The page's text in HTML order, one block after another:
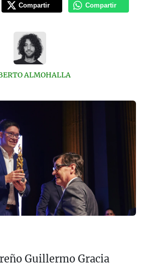
Compartir Compartir
ALMOHALLA
Guillermo Gracia